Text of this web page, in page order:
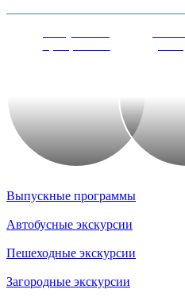
Выпускные программы
Автобусные экскурсии
Пешеходные экскурсии
Загородные экскурсии